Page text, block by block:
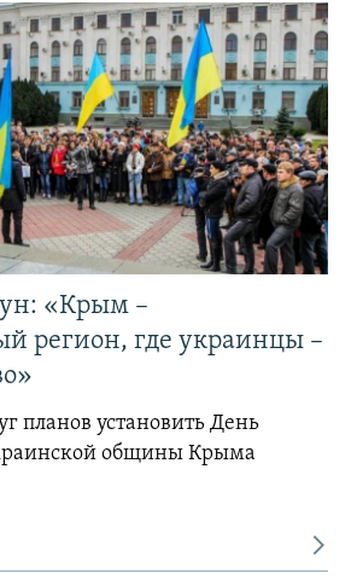
«Крым –
регион, где украинцы –
планов установить День
общины Крыма